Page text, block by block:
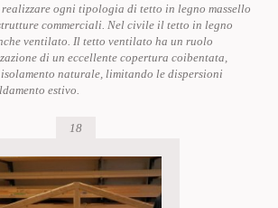
ogni tipologia di tetto in legno massello
commerciali. Nel civile il tetto in legno
ventilato. Il tetto ventilato ha un ruolo
di un eccellente copertura coibentata,
naturale, limitando le dispersioni
estivo.
18